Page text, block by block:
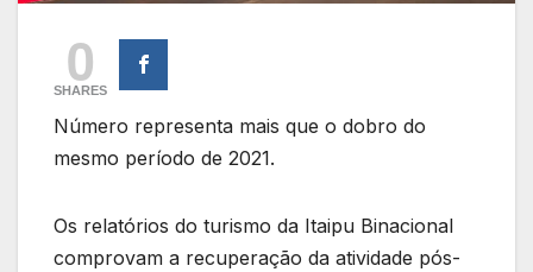
0
SHARES
Número representa mais que o dobro do
mesmo período de 2021.
Os relatórios do turismo da Itaipu Binacional
comprovam a recuperação da atividade pós-